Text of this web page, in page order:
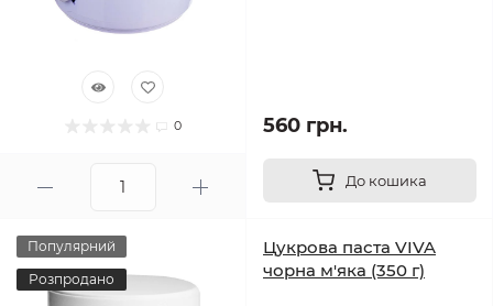
0 560 грн.
До кошика
Популярний
Розпродано
Цукрова паста VIVA
чорна м'яка (350 г)